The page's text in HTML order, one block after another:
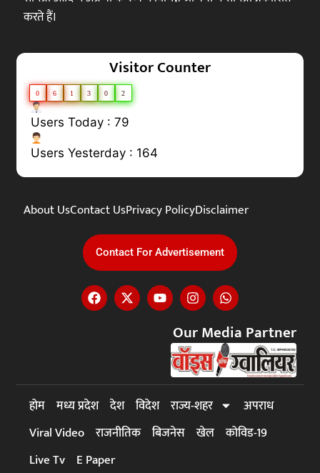
करते हैं।
Visitor Counter
0 6 1 3 0 2
Users Today : 79
Users Yesterday : 164
About UsContact UsPrivacy PolicyDisclaimer
Contact For Advertisement
Our Media Partner
होम मध्य प्रदेश देश विदेश राज्य-शहर
अपराध
Viral Video राजनीतिक बिजनेस खेल कोविड-19
Live Tv
E Paper